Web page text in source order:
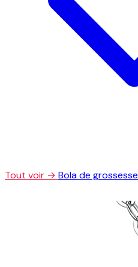
Tout voir → Bola de grossesse